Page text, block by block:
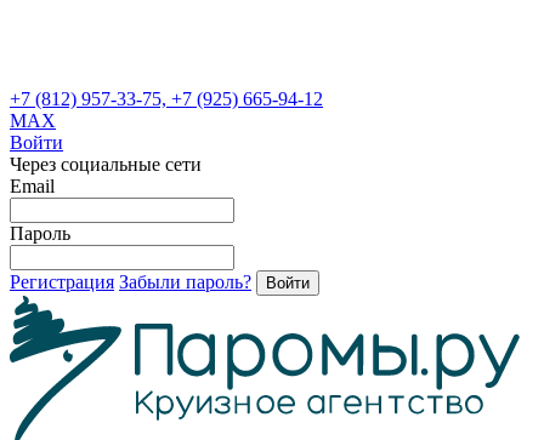
+7 (812) 957-33-75, +7 (925) 665-94-12
MAX
Войти
Через социальные сети
Email
Пароль
Регистрация Забыли пароль? Войти